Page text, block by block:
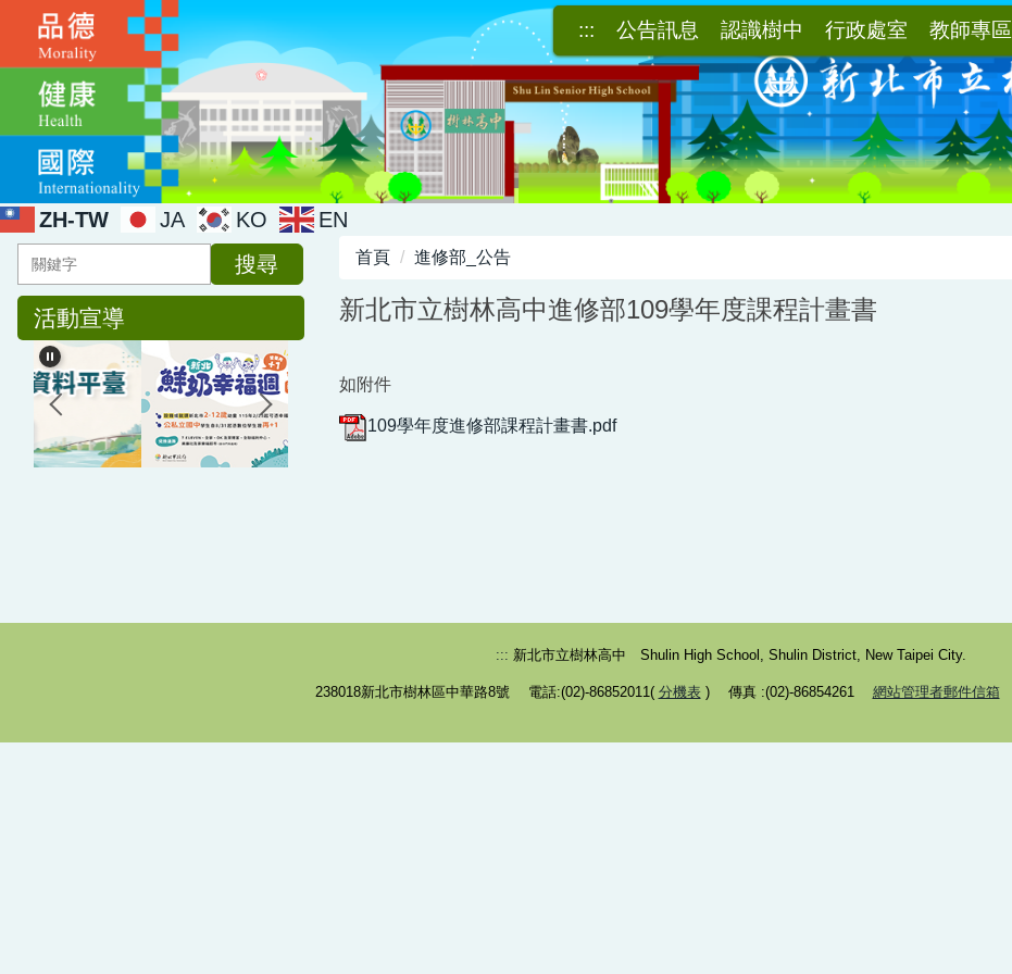
主
::: 公告訊息 認識樹中 行政處室 教師專區
ZH-TW JA KO
EN
搜尋
活動宣導
首頁 進修部_公告
新北市立樹林高中進修部109學年度課程計畫書
如附件
109學年度進修部課程計畫書.pdf
::: 新北市立樹林高中 Shulin High School, Shulin District, New Taipei City.
238018新北市樹林區中華路8號 電話:(02)-86852011( 分機表) 傳真 :(02)-86854261 網站管理者郵件信箱